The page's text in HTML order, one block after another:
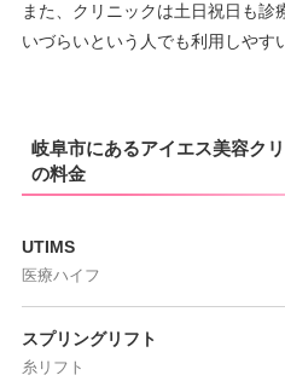
また、クリニックは土日祝日も診
いづらいという人でも利用しやす
岐阜市にあるアイエス美容ク
の料金
UTIMS
医療ハイフ
スプリングリフト
糸リフト